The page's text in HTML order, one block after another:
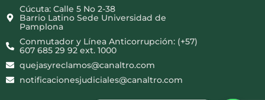
Cúcuta: Calle 5 No 2-38
Barrio Latino Sede Universidad de
Pamplona
Conmutador y Línea Anticorrupción: (+57)
607 685 29 92 ext. 1000
quejasyreclamos@canaltro.com
notificacionesjudiciales@canaltro.com